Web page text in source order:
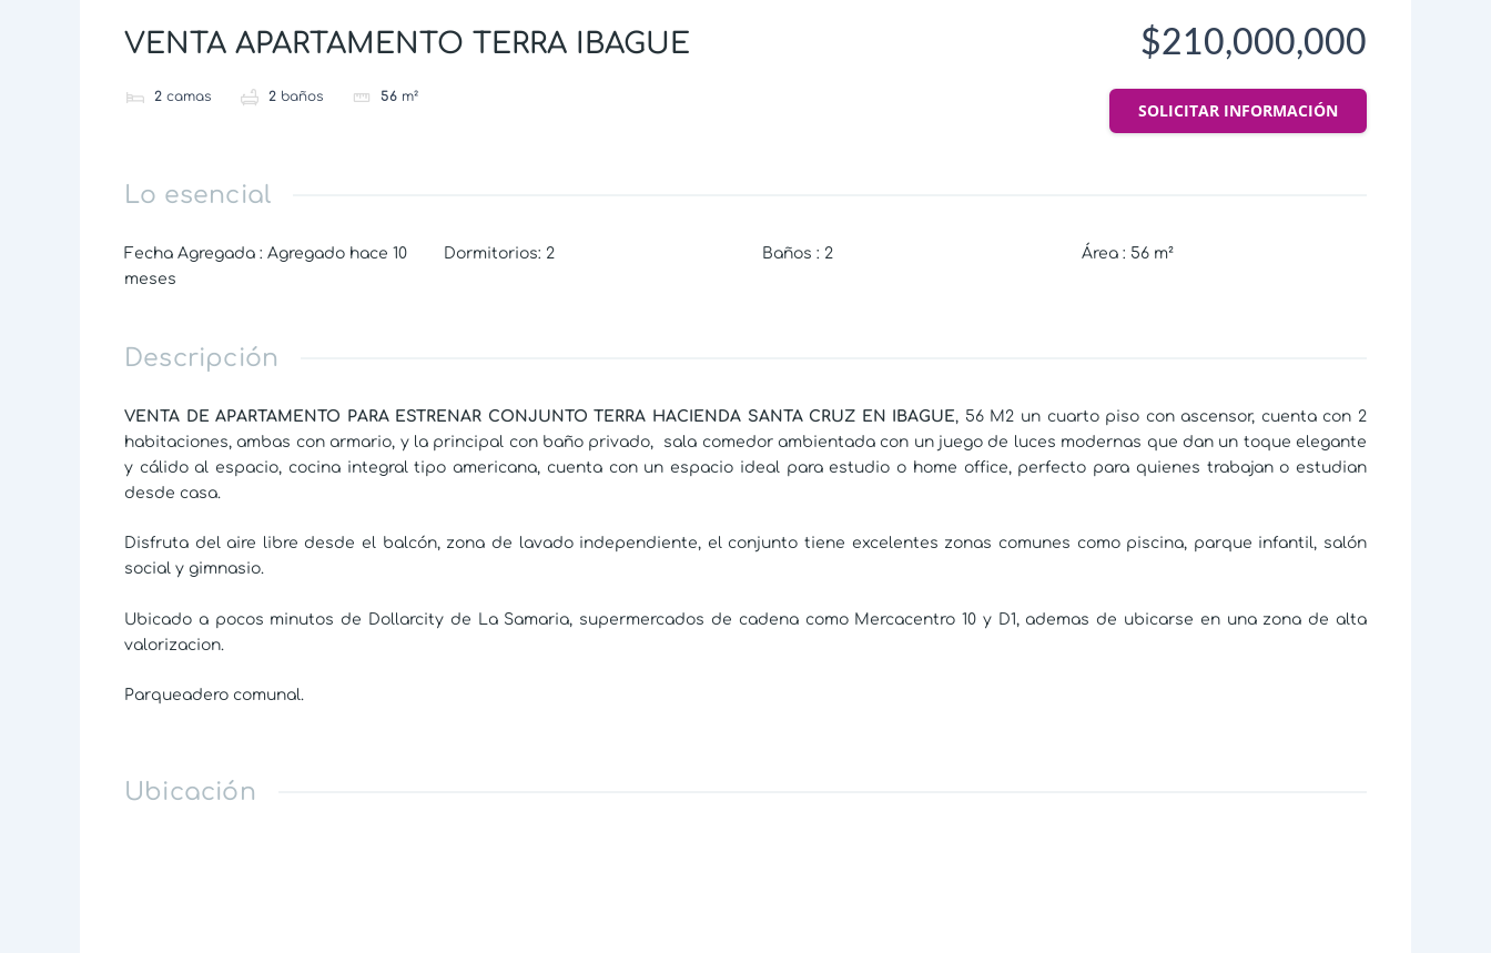
VENTA APARTAMENTO TERRA IBAGUE
2 camas 2 baños 56 m²
$210,000,000
SOLICITAR INFORMACIÓN
Lo esencial
Fecha Agregada : Agregado hace 10
meses
Dormitorios: 2 Baños : 2 Área : 56 m²
Descripción
VENTA DE APARTAMENTO PARA ESTRENAR CONJUNTO TERRA HACIENDA SANTA CRUZ EN IBAGUE, 56 M2 un cuarto piso con ascensor, cuenta con 2
habitaciones, ambas con armario, y la principal con baño privado, sala comedor ambientada con un juego de luces modernas que dan un toque elegante
y cálido al espacio, cocina integral tipo americana, cuenta con un espacio ideal para estudio o home office, perfecto para quienes trabajan o estudian
desde casa.
Disfruta del aire libre desde el balcón, zona de lavado independiente, el conjunto tiene excelentes zonas comunes como piscina, parque infantil, salón
social y gimnasio.
Ubicado a pocos minutos de Dollarcity de La Samaria, supermercados de cadena como Mercacentro 10 y D1, ademas de ubicarse en una zona de alta
valorizacion.
Parqueadero comunal.
Ubicación